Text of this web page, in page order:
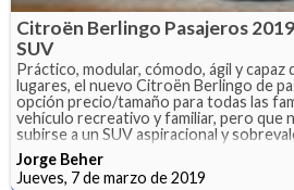
Citroën Berlingo Pasajeros
SUV
Práctico, modular, cómodo, ágil y capaz
lugares, el nuevo Citroën Berlingo de
opción precio/tamaño para todas las
vehículo recreativo y familiar, pero que
subirse a un SUV aspiracional y
Jorge Beher
Jueves, 7 de marzo de 2019